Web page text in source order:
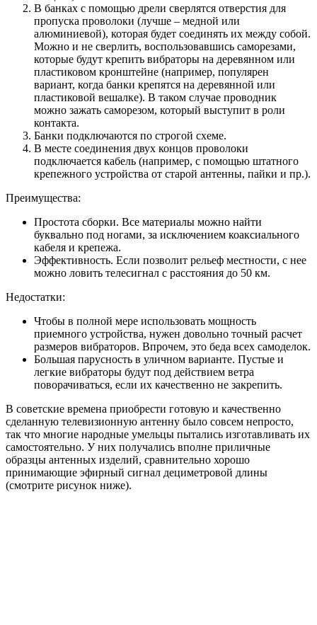
В банках с помощью дрели сверлятся отверстия для
пропуска проволоки (лучше – медной или
алюминиевой), которая будет соединять их между собой.
Можно и не сверлить, воспользовавшись саморезами,
которые будут крепить вибраторы на деревянном или
пластиковом кронштейне (например, популярен
вариант, когда банки крепятся на деревянной или
пластиковой вешалке). В таком случае проводник
можно зажать саморезом, который выступит в роли
контакта.
Банки подключаются по строгой схеме.
В месте соединения двух концов проволоки
подключается кабель (например, с помощью штатного
крепежного устройства от старой антенны, пайки и пр.).
Преимущества:
Простота сборки. Все материалы можно найти
буквально под ногами, за исключением коаксиального
кабеля и крепежа.
Эффективность. Если позволит рельеф местности, с нее
можно ловить телесигнал с расстояния до 50 км.
Недостатки:
Чтобы в полной мере использовать мощность
приемного устройства, нужен довольно точный расчет
размеров вибраторов. Впрочем, это беда всех самоделок.
Большая парусность в уличном варианте. Пустые и
легкие вибраторы будут под действием ветра
поворачиваться, если их качественно не закрепить.
В советские времена приобрести готовую и качественно
сделанную телевизионную антенну было совсем непросто,
так что многие народные умельцы пытались изготавливать их
самостоятельно. У них получались вполне приличные
образцы антенных изделий, сравнительно хорошо
принимающие эфирный сигнал дециметровой длины
(смотрите рисунок ниже).